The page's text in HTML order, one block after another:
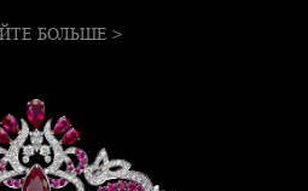
БОЛЬШЕ >